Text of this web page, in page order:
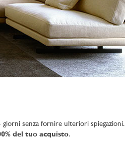
senza fornire ulteriori spiegazioni.
del tuo acquisto.